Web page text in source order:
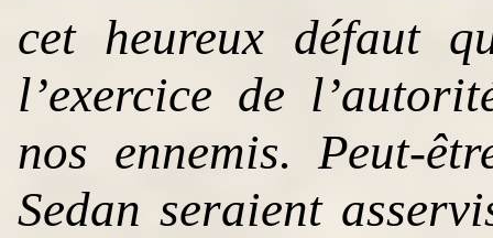
cet heureux défaut
l’exercice de
nos ennemis. Peut-
Sedan seraient